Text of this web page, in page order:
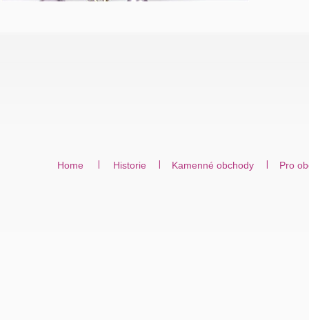
Home Historie Kamenné obchody Pro